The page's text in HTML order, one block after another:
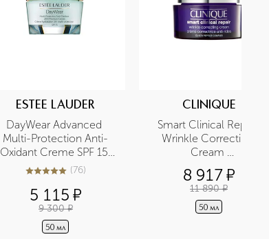
ESTEE LAUDER
DayWear Advanced
Multi-Protection Anti-
Oxidant Creme SPF 15
Многофункциональный
антиоксидантами
4.9из576 (76)
5 115 ¤
9 300 ¤
50 мл
CLINIQUE
Smart Clinical Repair
Wrinkle Correcting
Cream
Интеллектуальный
антивозрастной крем
против морщин для
всех типов кожи
8 917¤
11 890 ¤
50 мл